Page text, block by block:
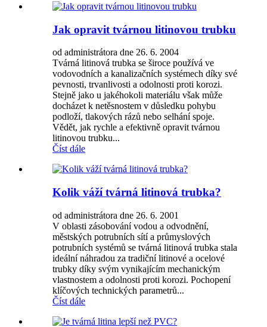
Jak opravit tvárnou litinovou trubku
od administrátora dne 26. 6. 2004
Tvárná litinová trubka se široce používá ve
vodovodních a kanalizačních systémech díky své
pevnosti, trvanlivosti a odolnosti proti korozi.
Stejně jako u jakéhokoli materiálu však může
docházet k netěsnostem v důsledku pohybu
podloží, tlakových rázů nebo selhání spoje.
Vědět, jak rychle a efektivně opravit tvárnou
litinovou trubku...
Číst dále
Kolik váží tvárná litinová trubka?
od administrátora dne 26. 6. 2001
V oblasti zásobování vodou a odvodnění,
městských potrubních sítí a průmyslových
potrubních systémů se tvárná litinová trubka stala
ideální náhradou za tradiční litinové a ocelové
trubky díky svým vynikajícím mechanickým
vlastnostem a odolnosti proti korozi. Pochopení
klíčových technických parametrů...
Číst dále